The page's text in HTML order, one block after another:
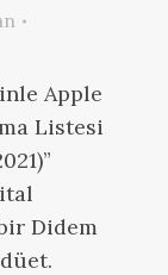
Apple
Listesi
Didem